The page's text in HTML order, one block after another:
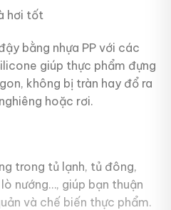
hơi tốt
bằng nhựa PP với các
giúp thực phẩm đựng
không bị tràn hay đổ ra
hoặc rơi.
trong tủ lạnh, tủ đông,
nướng…, giúp bạn thuận
và chế biến thực phẩm.